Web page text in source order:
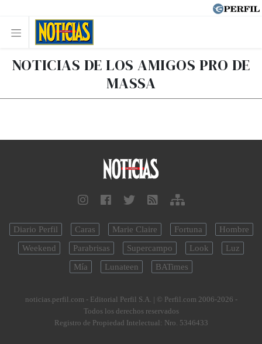
NOTICIAS DE LOS AMIGOS PRO DE
MASSA
Diario Perfil Caras Marie Claire Fortuna
Hombre
Weekend
Parabrisas Supercampo Look
Luz
Mía
Lunateen BATimes
noticias.perfil.com - Editorial Perfil S.A. | © Perfil.com 2006-2026 -
Todos los derechos reservados
Registro de Propiedad Intelectual: Nro. 5346433